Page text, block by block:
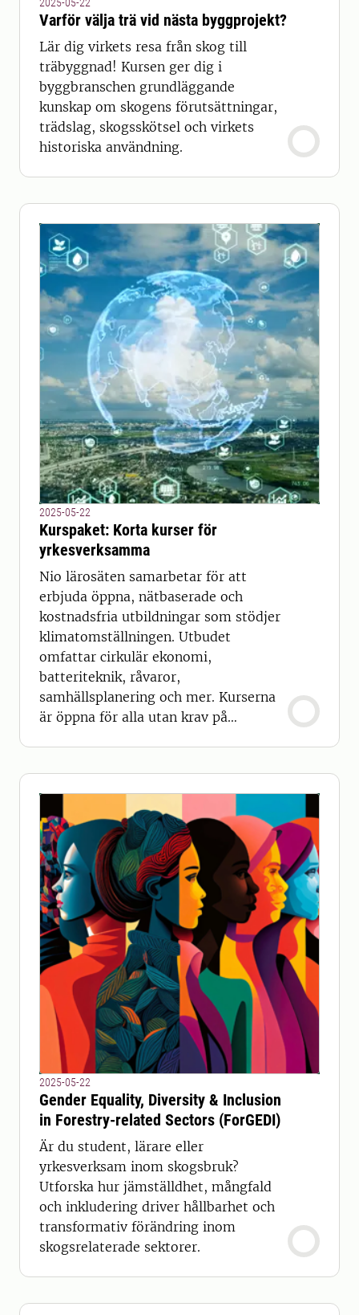
Varför välja trä vid nästa byggprojekt?
Lär dig virkets resa från skog till
träbyggnad! Kursen ger dig i
byggbranschen grundläggande
kunskap om skogens förutsättningar,
trädslag, skogsskötsel och virkets
historiska användning.
2025-05-22
Kurspaket: Korta kurser för
yrkesverksamma
Nio lärosäten samarbetar för att
erbjuda öppna, nätbaserade och
kostnadsfria utbildningar som stödjer
klimatomställningen. Utbudet
omfattar cirkulär ekonomi,
batteriteknik, råvaror,
samhällsplanering och mer. Kurserna
är öppna för alla utan krav på
2025-05-22
Gender Equality, Diversity & Inclusion
in Forestry-related Sectors (ForGEDI)
Är du student, lärare eller
yrkesverksam inom skogsbruk?
Utforska hur jämställdhet, mångfald
och inkludering driver hållbarhet och
transformativ förändring inom
skogsrelaterade sektorer.